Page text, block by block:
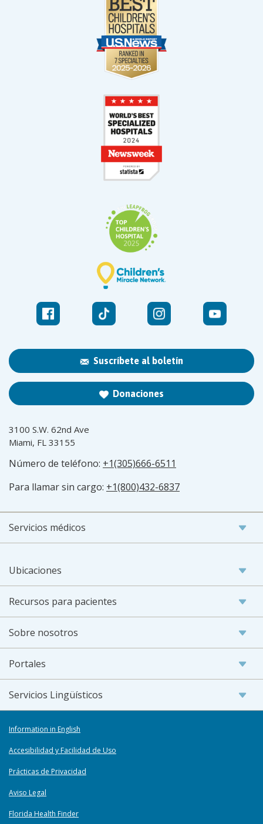
Suscríbete al boletín
Donaciones
3100 S.W. 62nd Ave
Miami, FL 33155
Número de teléfono: +1(305)666-6511
Para llamar sin cargo: +1(800)432-6837
Servicios médicos
Ubicaciones
Recursos para pacientes
Sobre nosotros
Portales
Servicios Lingüísticos
Information in English
Accesibilidad y Facilidad de Uso
Prácticas de Privacidad
Aviso Legal
Florida Health Finder